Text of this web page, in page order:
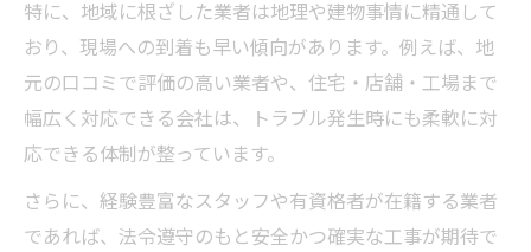
特に、地域に根ざした業者は地理や建物事情に精通して
おり、現場への到着も早い傾向があります。例えば、地
元の口コミで評価の高い業者や、住宅・店舗・工場まで
幅広く対応できる会社は、トラブル発生時にも柔軟に対
応できる体制が整っています。
さらに、経験豊富なスタッフや有資格者が在籍する業者
であれば、法令遵守のもと安全かつ確実な工事が期待で